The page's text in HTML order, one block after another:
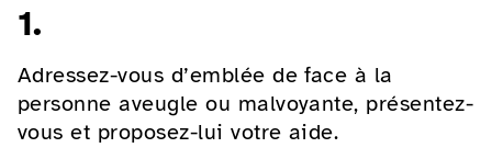
1.
Adressez-vous d’emblée de face à la
personne aveugle ou malvoyante, présentez-
vous et proposez-lui votre aide.